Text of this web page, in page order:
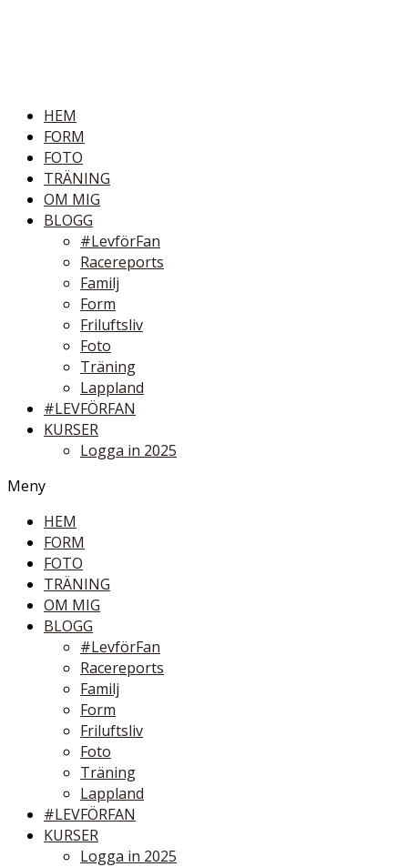
HEM
FORM
FOTO
TRÄNING
OM MIG
BLOGG
#LevförFan
Racereports
Familj
Form
Friluftsliv
Foto
Träning
Lappland
#LEVFÖRFAN
KURSER
Logga in 2025
Meny
HEM
FORM
FOTO
TRÄNING
OM MIG
BLOGG
#LevförFan
Racereports
Familj
Form
Friluftsliv
Foto
Träning
Lappland
#LEVFÖRFAN
KURSER
Logga in 2025